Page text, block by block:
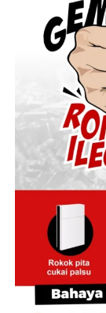
memberikan
setelah
tidak tahu,
Staf Khusus
Detik Finance,
Ia menjelaskan
pengelolaan
BUMN tak ikut
investasi. Ke
pengambilan
“Ini kita
yang ada di
dalam
investasi. Ini